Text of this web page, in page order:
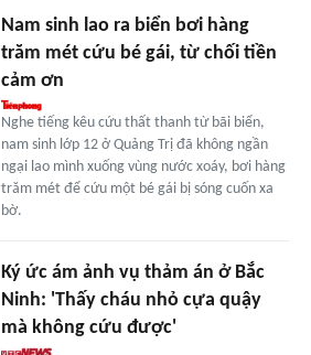
Nam sinh lao ra biển bơi hàng
trăm mét cứu bé gái, từ chối tiền
cảm ơn
Nghe tiếng kêu cứu thất thanh từ bãi biển,
nam sinh lớp 12 ở Quảng Trị đã không ngần
ngại lao mình xuống vùng nước xoáy, bơi hàng
trăm mét để cứu một bé gái bị sóng cuốn xa
bờ.
Ký ức ám ảnh vụ thảm án ở Bắc
Ninh: 'Thấy cháu nhỏ cựa quậy
mà không cứu được'